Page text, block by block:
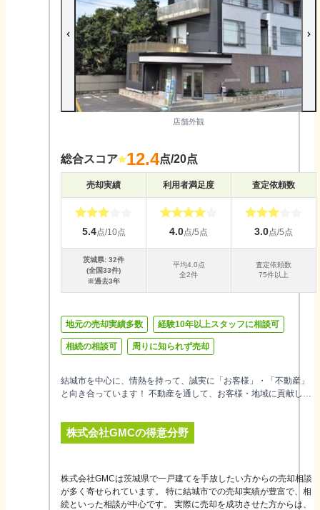
店舗外観
総合スコア 12.4点/20点
売却実績 利用者満足度 査定依頼数
5.4点/10点 4.0点/5点 3.0点/5点
茨城県: 32件
(全国33件)
※過去3年
平均4.0点
全2件
査定依頼数
75件以上
地元の売却実績多数 経験10年以上スタッフに相談可
相続の相談可 周りに知られず売却
結城市を中心に、情熱を持って、誠実に「お客様」・「不動産」
と向き合っています！ 不動産を通して、お客様・地域に貢献した
す。
株式会社GMCの得意分野
株式会社GMCは茨城県で一戸建てを手放したい方からの売却相談
が多く寄せられています。 特に結城市での売却実績が豊富で、相
続といった相談が中心です。 実際に売却を成功させた方からは、